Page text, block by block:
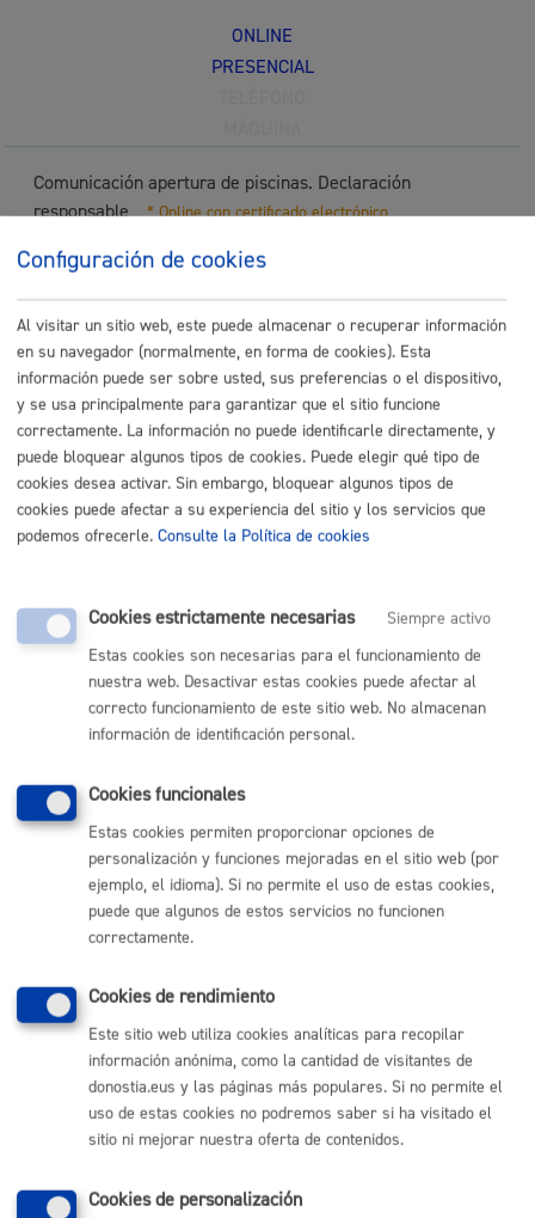
ONLINE
PRESENCIAL
Comunicación apertura de piscinas. Declaración
responsable
* Online con certificado electrónico
ONLINE
PRESENCIAL
TELÉFONO
MÁQUINA
Licencia de taxi (provisional o definitiva)
ONLINE
PRESENCIAL
TELÉFONO
OTA - Autorización de aparcamiento
* Online con certificado
electrónico
ONLINE
PRESENCIAL
MÁQUINA
Parte Vieja: acceso de vehículos permanente
* Online con
certificado electrónico
TELÉFONO
MÁQUINA
Reserva de la vía pública para acceso de vehículos (vado)
Online con certificado electrónico
PRESENCIAL
Configuración de cookies
Al visitar un sitio web, este puede almacenar o recuperar información
en su navegador (normalmente, en forma de cookies). Esta
información puede ser sobre usted, sus preferencias o el dispositivo,
y se usa principalmente para garantizar que el sitio funcione
correctamente. La información no puede identificarle directamente, y
puede bloquear algunos tipos de cookies. Puede elegir qué tipo de
cookies desea activar. Sin embargo, bloquear algunos tipos de
cookies puede afectar a su experiencia del sitio y los servicios que
podemos ofrecerle. Consulte la Política de cookies
Cookies estrictamente necesarias
Siempre activo
Estas cookies son necesarias para el funcionamiento de
nuestra web. Desactivar estas cookies puede afectar al
correcto funcionamiento de este sitio web. No almacenan
información de identificación personal.
Cookies funcionales
Estas cookies permiten proporcionar opciones de
personalización y funciones mejoradas en el sitio web (por
ejemplo, el idioma). Si no permite el uso de estas cookies,
puede que algunos de estos servicios no funcionen
correctamente.
Cookies de rendimiento
Este sitio web utiliza cookies analíticas para recopilar
información anónima, como la cantidad de visitantes de
donostia.eus y las páginas más populares. Si no permite el
uso de estas cookies no podremos saber si ha visitado el
sitio ni mejorar nuestra oferta de contenidos.
Cookies de personalización